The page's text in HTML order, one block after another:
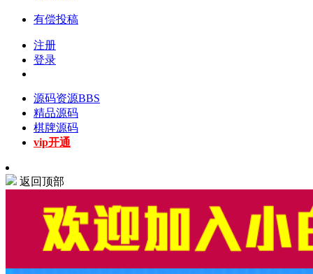
有偿投稿
注册
登录
源码资源BBS
精品源码
棋牌源码
vip开通
返回顶部